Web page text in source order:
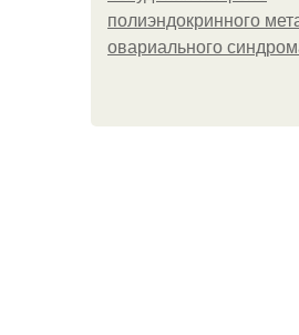
полиэндокринного
овариального